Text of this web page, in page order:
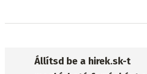
Állítsd be a hirek.sk-t